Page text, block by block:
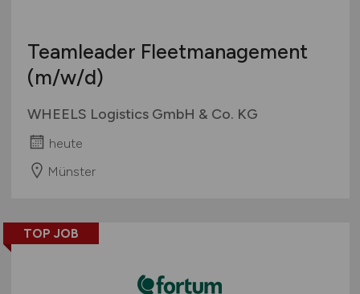
Teamleader Fleetmanagement
(m/w/d)
WHEELS Logistics GmbH & Co. KG
heute
Münster
TOP JOB